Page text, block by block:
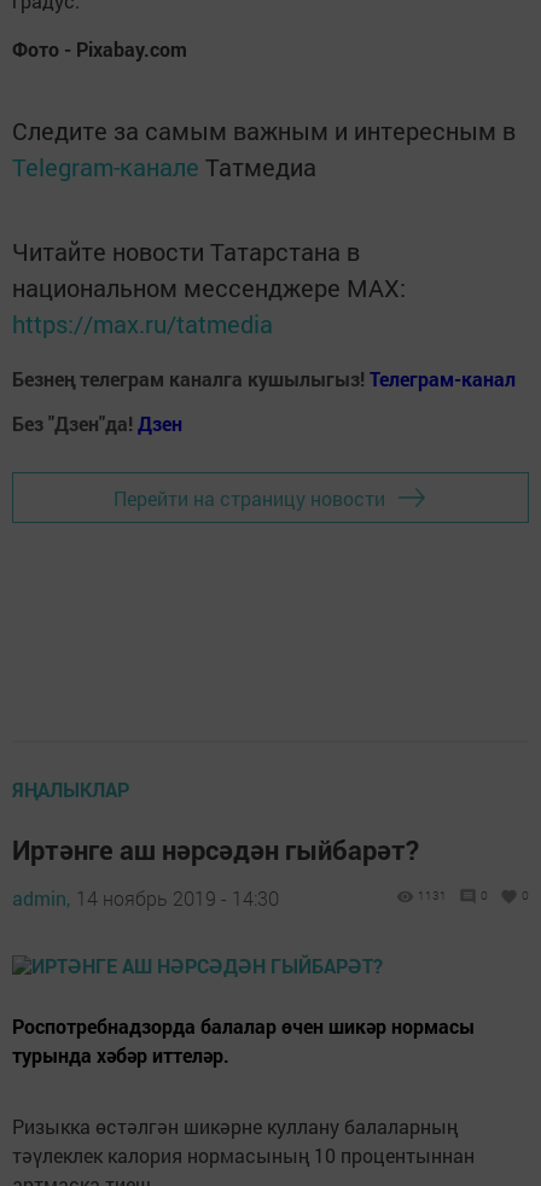
Фото - Pixabay.com
Следите за самым важным и интересным в
Telegram-канале Татмедиа
Читайте новости Татарстана в
национальном мессенджере MАХ:
https://max.ru/tatmedia
Безнең телеграм каналга кушылыгыз! Телеграм-канал
Без "Дзен"да! Дзен
Перейти на страницу новости
ЯҢАЛЫКЛАР
Иртәнге аш нәрсәдән гыйбарәт?
admin, 14 ноябрь 2019 - 14:30 1131 0 0
Роспотребнадзорда балалар өчен шикәр нормасы
турында хәбәр иттеләр.
Ризыкка өстәлгән шикәрне куллану балаларның
тәүлеклек калория нормасының 10 процентыннан